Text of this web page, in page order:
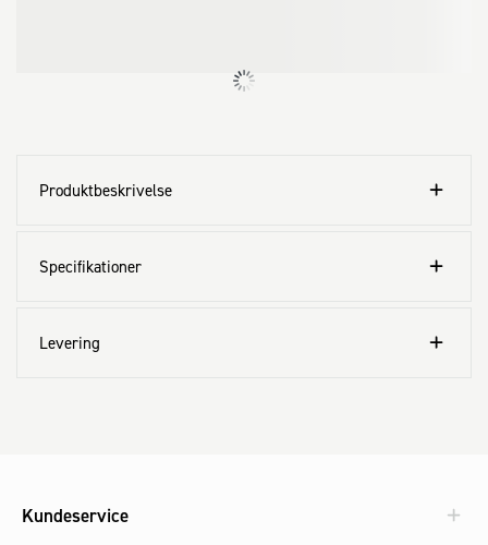
Produktbeskrivelse
Specifikationer
Levering
Kundeservice